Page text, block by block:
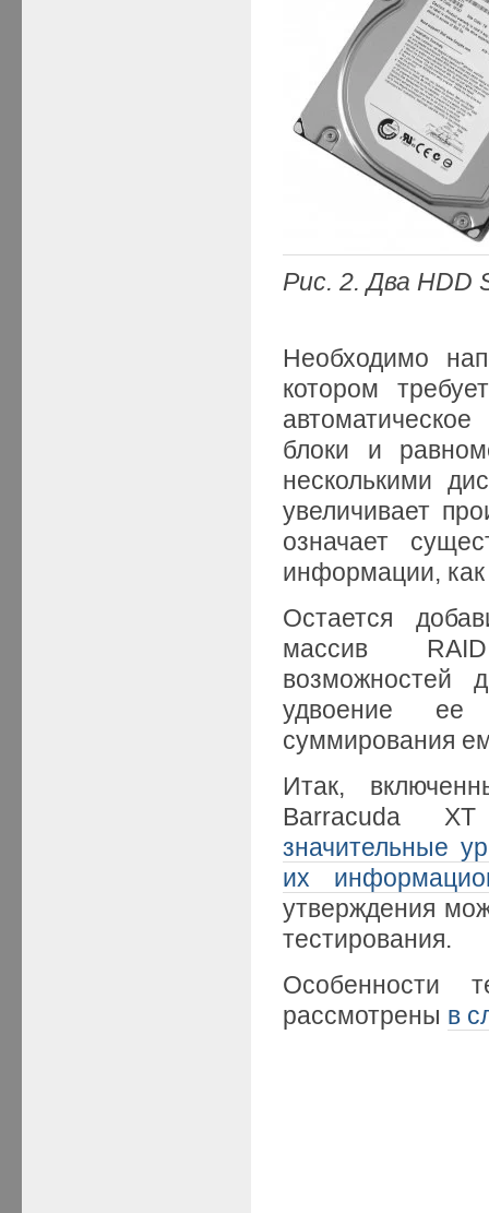
Рис. 2. Два HDD
Необходимо
котором
блоки и
несколькими
увеличивает
означает
информации, как
Остается
массив
возможностей
удвоение ее
суммирования
Итак,
Barracuda XT
значительные
их
утверждения
тестирования.
Особенности
рассмотрены в